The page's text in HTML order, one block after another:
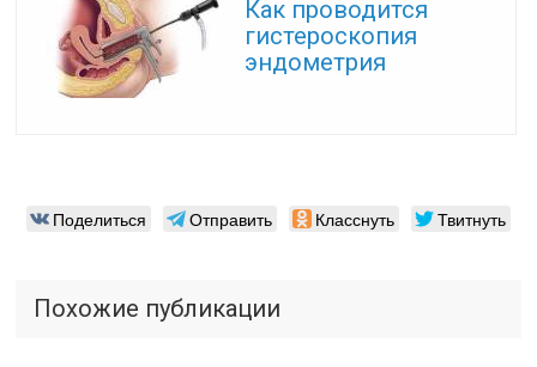
Как проводится
гистероскопия
эндометрия
Поделиться Отправить Класснуть Твитнуть
Похожие публикации